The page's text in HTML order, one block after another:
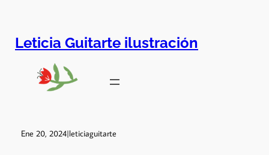
Leticia Guitarte ilustración
Ene 20, 2024|leticiaguitarte